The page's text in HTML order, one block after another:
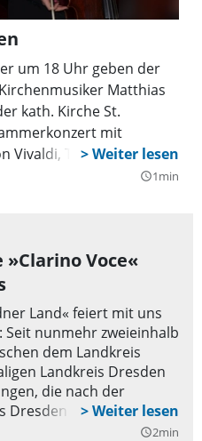
um 18 Uhr geben der
Matthias
kath. Kirche St.
mit
Vivaldi, Torelli und
query_builder1min
»Clarino Voce«
Land« feiert mit uns
Seit nunmehr zweieinhalb
dem Landkreis
Landkreis Dresden
die nach der
Dresden durch die
des Vereins
query_builder2min